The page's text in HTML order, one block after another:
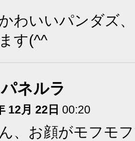
わいいパンダズ
す(^^
ネルラ
12月 22日 00:20
、お顔がモフモ